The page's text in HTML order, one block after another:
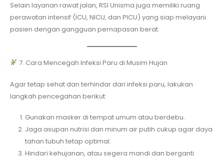
Selain layanan rawat jalan, RSI Unisma juga memiliki ruang
perawatan intensif (ICU, NICU, dan PICU) yang siap melayani
pasien dengan gangguan pernapasan berat.
7. Cara Mencegah Infeksi Paru di Musim Hujan
Agar tetap sehat dan terhindar dari infeksi paru, lakukan
langkah pencegahan berikut:
Gunakan masker di tempat umum atau berdebu.
Jaga asupan nutrisi dan minum air putih cukup agar daya
tahan tubuh tetap optimal.
Hindari kehujanan, atau segera mandi dan berganti